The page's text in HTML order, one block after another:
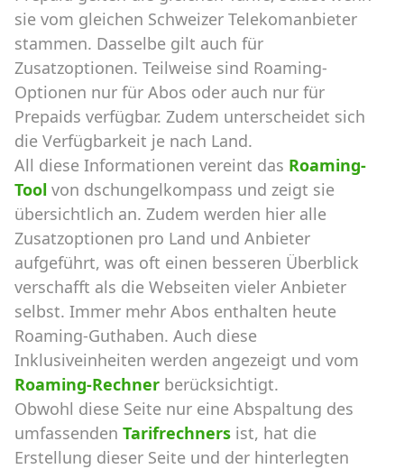
sie vom gleichen Schweizer Telekomanbieter
stammen. Dasselbe gilt auch für
Zusatzoptionen. Teilweise sind Roaming-
Optionen nur für Abos oder auch nur für
Prepaids verfügbar. Zudem unterscheidet sich
die Verfügbarkeit je nach Land.
All diese Informationen vereint das Roaming-
Tool von dschungelkompass und zeigt sie
übersichtlich an. Zudem werden hier alle
Zusatzoptionen pro Land und Anbieter
aufgeführt, was oft einen besseren Überblick
verschafft als die Webseiten vieler Anbieter
selbst. Immer mehr Abos enthalten heute
Roaming-Guthaben. Auch diese
Inklusiveinheiten werden angezeigt und vom
Roaming-Rechner berücksichtigt.
Obwohl diese Seite nur eine Abspaltung des
umfassenden Tarifrechners ist, hat die
Erstellung dieser Seite und der hinterlegten